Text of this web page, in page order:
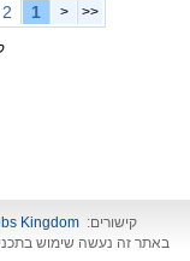
<<
<
1
2
קישורים: Kingdom
באתר זה נעשה שימוש